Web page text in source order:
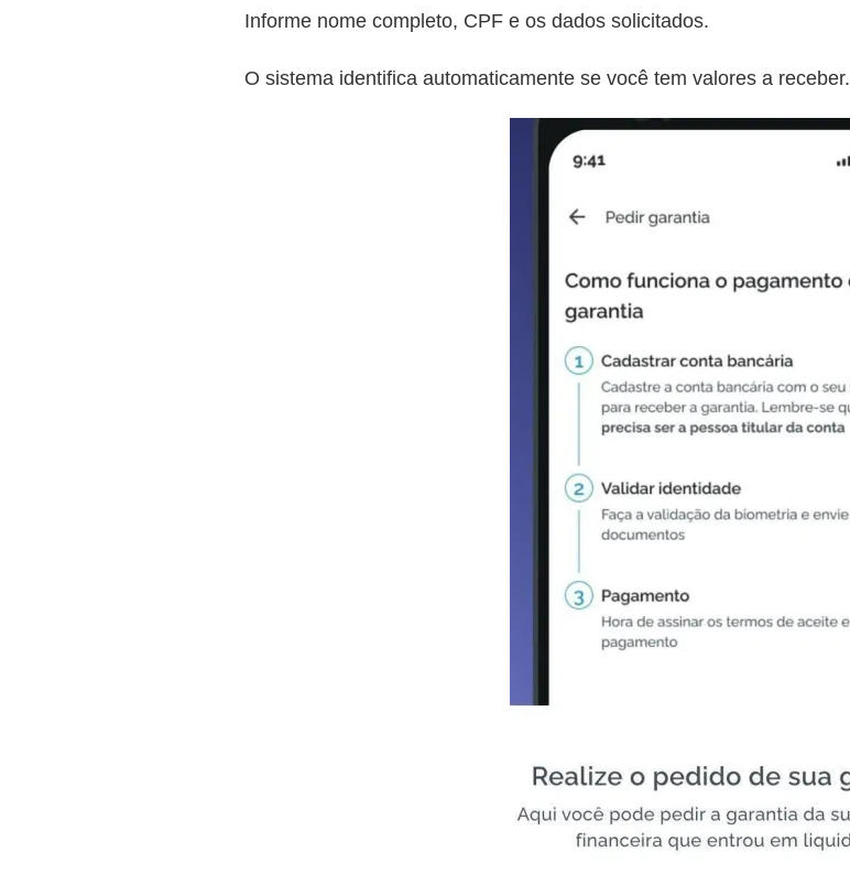
Informe nome completo, CPF e os dados solicitados.
O sistema identifica automaticamente se você tem valores a receber.